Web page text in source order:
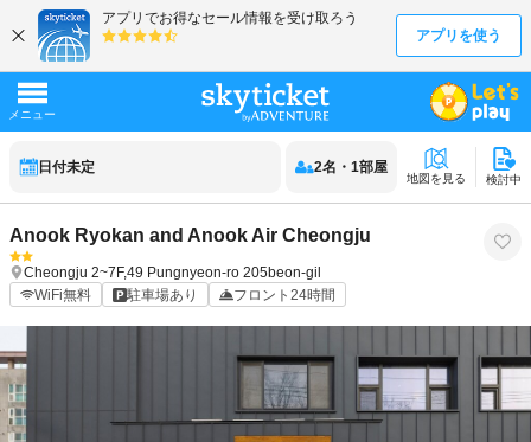
日付未定 2名 ・ 1部屋
地図を見る 検討中
Anook Ryokan and Anook Air Cheongju
Cheongju 2~7F,49 Pungnyeon-ro 205beon-gil
WiFi無料
駐車場あり フロント24時間